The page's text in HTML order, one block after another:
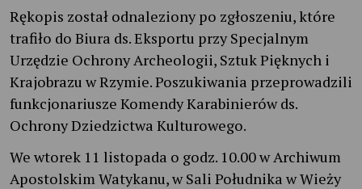
Rękopis został odnaleziony po zgłoszeniu, które
trafiło do Biura ds. Eksportu przy Specjalnym
Urzędzie Ochrony Archeologii, Sztuk Pięknych i
Krajobrazu w Rzymie. Poszukiwania przeprowadzili
funkcjonariusze Komendy Karabinierów ds.
Ochrony Dziedzictwa Kulturowego.
We wtorek 11 listopada o godz. 10.00 w Archiwum
Apostolskim Watykanu, w Sali Południka w Wieży